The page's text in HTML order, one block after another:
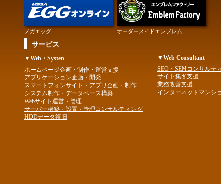
メガエッグ オーダーメイドエンブレム
サービス
▼Web・Systen
ホームページ企画・制作・運営支援
アプリケーション企画・開発
スマートフォンサイト・アプリ企画・制作
システム制作・データベース構築
Webサイト運営・管理
サーバー構築・設置・管理コンサルティング
HDDデータ復旧
▼Web Consultant
SEO・SEMコンサルテ
サイト集客支援
業務改善支援
インターネットマンシ